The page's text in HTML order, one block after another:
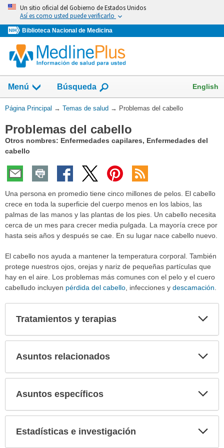
Omita
vaya
al
Contenido
Un sitio oficial del Gobierno de Estados Unidos
Así es como usted puede verificarlo
Biblioteca Nacional de Medicina
Menú
Mostrar
campo
de
Búsqueda English
Usted
aquí:
Página Principal → Temas de salud → Problemas del cabello
Problemas del cabello
Otros nombres: Enfermedades capilares, Enfermedades del
cabello
Una persona en promedio tiene cinco millones de pelos. El cabello
crece en toda la superficie del cuerpo menos en los labios, las
palmas de las manos y las plantas de los pies. Un cabello necesita
cerca de un mes para crecer media pulgada. La mayoría crece por
hasta seis años y después se cae. En su lugar nace cabello nuevo.
El cabello nos ayuda a mantener la temperatura corporal. También
protege nuestros ojos, orejas y nariz de pequeñas partículas que
hay en el aire. Los problemas más comunes con el pelo y el cuero
cabelludo incluyen pérdida del cabello , infecciones y descamación
Tratamientos y terapias
Asuntos relacionados
Asuntos específicos
Estadísticas e investigación